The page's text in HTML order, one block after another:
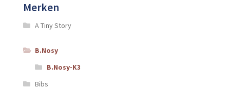
Merken
A Tiny Story
B.Nosy
B.Nosy-K3
Bibs